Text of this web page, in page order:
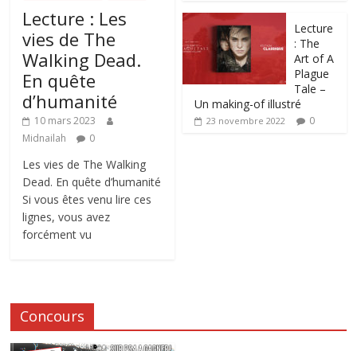
Lecture : Les
vies de The
Walking Dead.
En quête
d’humanité
10 mars 2023
Midnailah
0
Les vies de The Walking
Dead. En quête d’humanité
Si vous êtes venu lire ces
lignes, vous avez
forcément vu
Lecture
: The
Art of A
Plague
Tale –
Un making-of illustré
23 novembre 2022 0
Concours